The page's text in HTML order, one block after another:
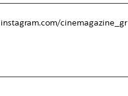
instagram.com/cinemagazine_gr